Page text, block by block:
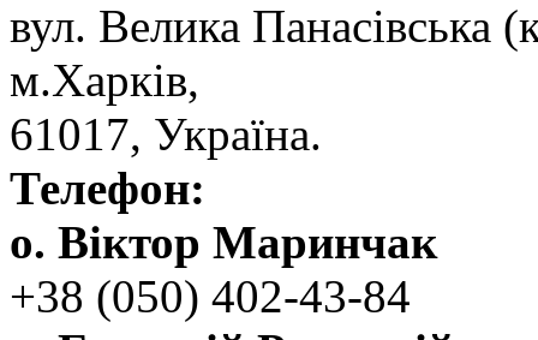
вул. ‬Велика Панасівська
‬м.Харків,
‬61017, ‬Україна.‎
Телефон:
о. Віктор Маринчак
+38 (050)‭ 402-43-84